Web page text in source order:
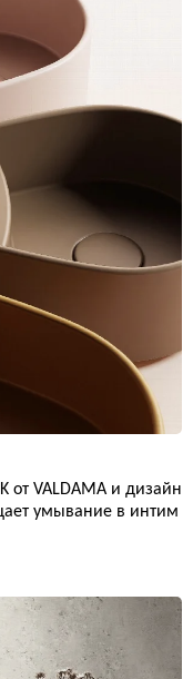
от VALDAMA и дизайн
умывание в интим